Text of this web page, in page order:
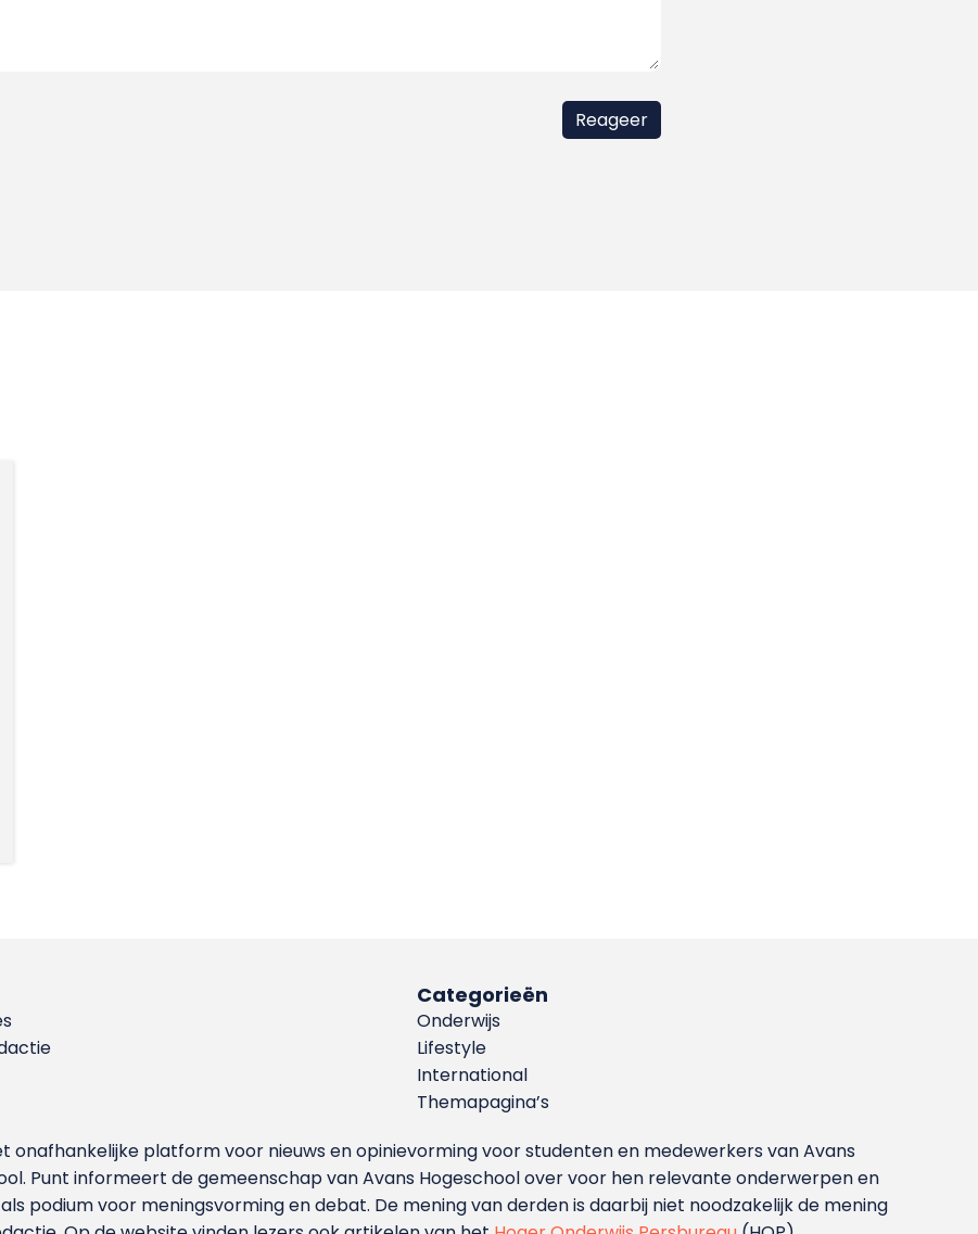
Categorieën
Onderwijs
Lifestyle
International
Themapagina’s
onafhankelijke platform voor nieuws en opinievorming voor studenten en medewerkers van Avans
Punt informeert de gemeenschap van Avans Hogeschool over voor hen relevante onderwerpen en
podium voor meningsvorming en debat. De mening van derden is daarbij niet noodzakelijk de mening